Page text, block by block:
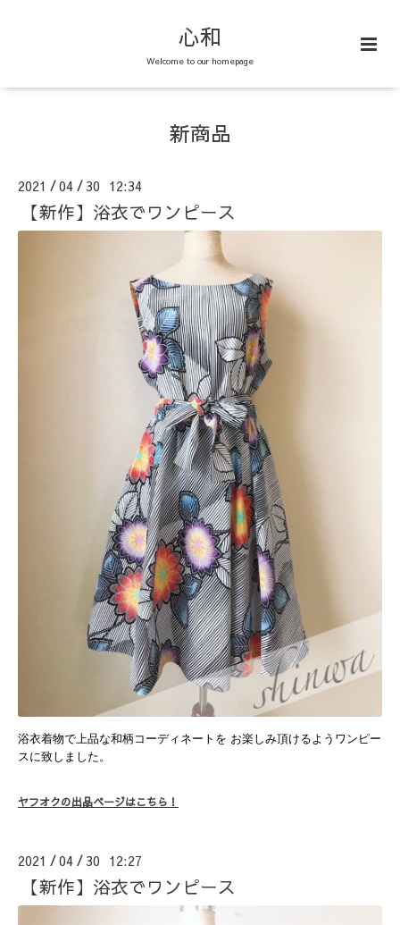
心和
Welcome to our homepage
新商品
2021 /04 /30 12:34
【新作】浴衣でワンピース
浴衣着物で上品な和柄コーディネートを お楽しみ頂けるようワンピー
スに致しました。
ヤフオクの出品ページはこちら！
2021 /04 /30 12:27
【新作】浴衣でワンピース